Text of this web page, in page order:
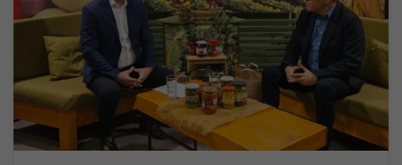
руководилац Службе информисања и пословних комуникација
ЈКП „Водовод и канализација“ Зрењанин говорио је о
актуелним радовима овог предузећа у граду и насељеним
местима. У граду се изводе завршни радови у оквиру Прве